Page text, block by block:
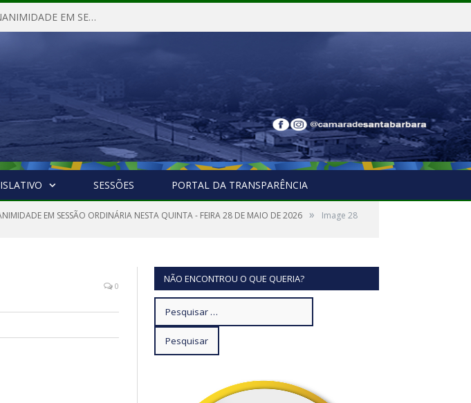
PROJETO DE LEI 002/2026 APROVADO POR UNANIMIDADE EM SESSÃO ORDINÁRIA NESTA QUINTA – FEIRA 28 DE MAIO DE 2026
SESSÕES PORTAL DA TRANSPARÊNCIA
EM SESSÃO ORDINÁRIA NESTA QUINTA - FEIRA 28 DE MAIO DE 2026 » Image 28
0
NÃO ENCONTROU O QUE QUERIA?